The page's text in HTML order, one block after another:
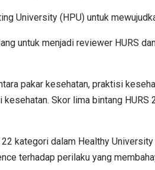
University (HPU) untuk
untuk menjadi reviewer HURS
pakar kesehatan, praktisi
Skor lima bintang
kategori dalam Healthy
terhadap perilaku yang